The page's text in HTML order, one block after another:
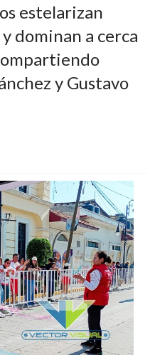
estelarizan
dominan a cerca
y Gustavo